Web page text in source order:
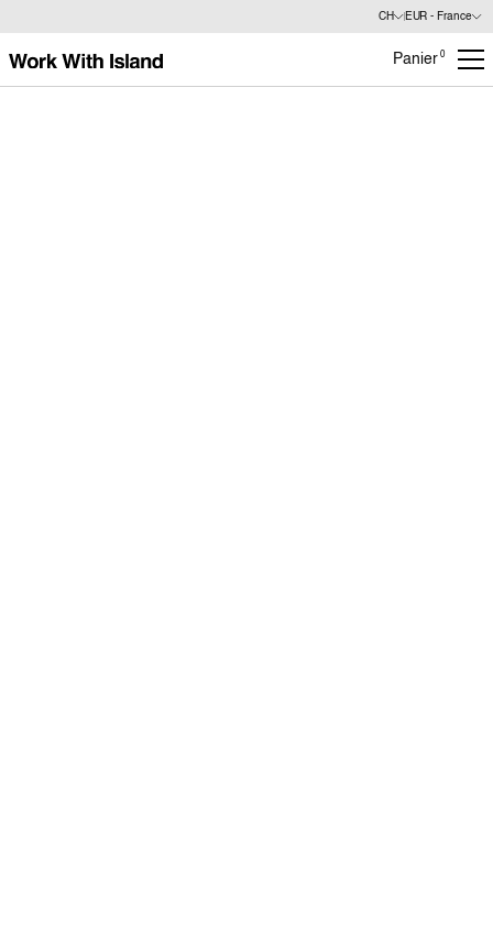
CH EUR - France
Panier 0